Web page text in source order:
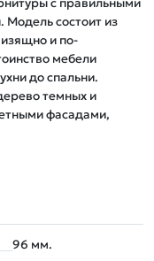
с правильными
Модель состоит из
изящно и по-
мебели
до спальни.
темных и
фасадами,
96 мм.